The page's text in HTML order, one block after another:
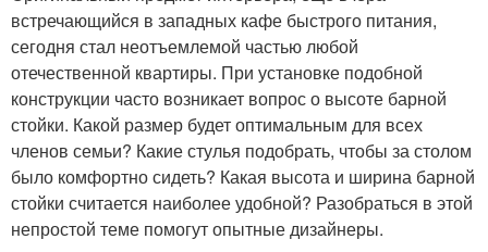
встречающийся в западных кафе быстрого питания,
сегодня стал неотъемлемой частью любой
отечественной квартиры. При установке подобной
конструкции часто возникает вопрос о высоте барной
стойки. Какой размер будет оптимальным для всех
членов семьи? Какие стулья подобрать, чтобы за столом
было комфортно сидеть? Какая высота и ширина барной
стойки считается наиболее удобной? Разобраться в этой
непростой теме помогут опытные дизайнеры.